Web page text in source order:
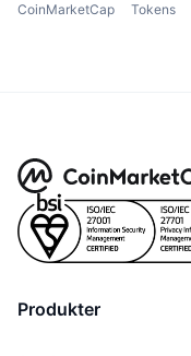
CoinMarketCap Tokens
Produkter